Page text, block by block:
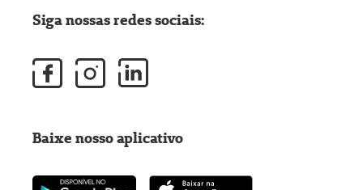
Siga nossas redes sociais:
Baixe nosso aplicativo